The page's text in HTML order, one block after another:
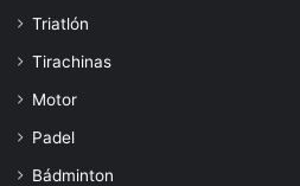
Triatlón
Tirachinas
Motor
Padel
Bádminton